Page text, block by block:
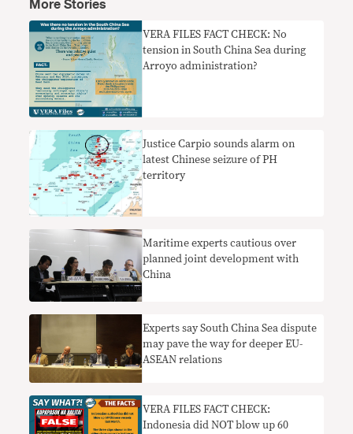
More Stories
VERA FILES FACT CHECK: No
tension in South China Sea during
Arroyo administration?
Justice Carpio sounds alarm on
latest Chinese seizure of PH
territory
Maritime experts cautious over
planned joint development with
China
Experts say South China Sea dispute
may pave the way for deeper EU-
ASEAN relations
VERA FILES FACT CHECK:
Indonesia did NOT blow up 60